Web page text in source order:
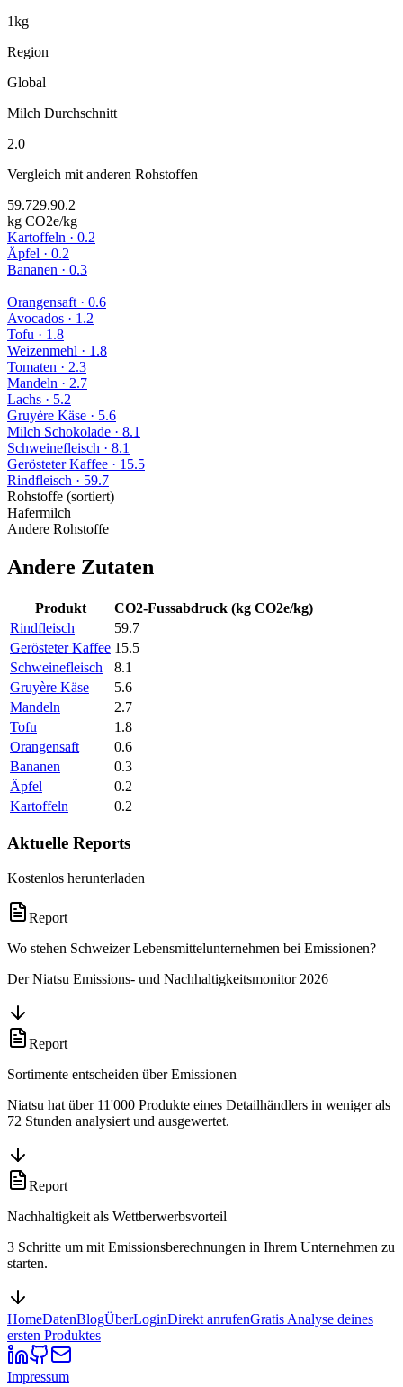
1kg
Region
Global
Milch Durchschnitt
2.0
Vergleich mit anderen Rohstoffen
59.729.90.2
kg CO2e/kg
Kartoffeln · 0.2
Äpfel · 0.2
Bananen · 0.3
Orangensaft · 0.6
Avocados · 1.2
Tofu · 1.8
Weizenmehl · 1.8
Tomaten · 2.3
Mandeln · 2.7
Lachs · 5.2
Gruyère Käse · 5.6
Milch Schokolade · 8.1
Schweinefleisch · 8.1
Gerösteter Kaffee · 15.5
Rindfleisch · 59.7
Rohstoffe (sortiert)
Hafermilch
Andere Rohstoffe
Andere Zutaten
Produkt
CO2-Fussabdruck (kg CO2e/kg)
Rindfleisch
59.7
Gerösteter Kaffee 15.5
Schweinefleisch
8.1
Gruyère Käse
5.6
Mandeln
2.7
Tofu
1.8
Orangensaft
0.6
Bananen
0.3
Äpfel
0.2
Kartoffeln
0.2
Aktuelle Reports
Kostenlos herunterladen
Report
Wo stehen Schweizer Lebensmittelunternehmen bei Emissionen?
Der Niatsu Emissions- und Nachhaltigkeitsmonitor 2026
Report
Sortimente entscheiden über Emissionen
Niatsu hat über 11'000 Produkte eines Detailhändlers in weniger als
72 Stunden analysiert und ausgewertet.
Report
Nachhaltigkeit als Wettberwerbsvorteil
3 Schritte um mit Emissionsberechnungen in Ihrem Unternehmen zu
starten.
HomeDatenBlogÜberLoginDirekt anrufenGratis Analyse deines
ersten Produktes
Impressum